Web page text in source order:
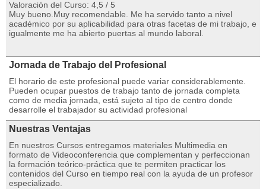
Valoración del Curso: 4,5 / 5
Muy bueno.Muy recomendable. Me ha servido tanto a nivel
académico por su aplicabilidad para otras facetas de mi trabajo, e
igualmente me ha abierto puertas al mundo laboral.
Jornada de Trabajo del Profesional
El horario de este profesional puede variar considerablemente.
Pueden ocupar puestos de trabajo tanto de jornada completa
como de media jornada, está sujeto al tipo de centro donde
desarrolle el trabajador su actividad profesional
Nuestras Ventajas
En nuestros Cursos entregamos materiales Multimedia en
formato de Videoconferencia que complementan y perfeccionan
la formación teórico-práctica que te permiten practicar los
contenidos del Curso en tiempo real con la ayuda de un profesor
especializado.